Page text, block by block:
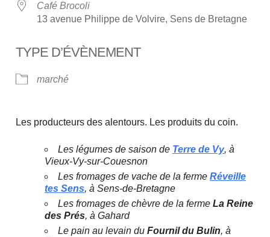
Café Brocoli
13 avenue Philippe de Volvire, Sens de Bretagne
TYPE D’ÉVÈNEMENT
marché
Les producteurs des alentours. Les produits du coin.
Les légumes de saison de Terre de Vy, à
Vieux-Vy-sur-Couesnon
Les fromages de vache de la fermeRéveille
tes Sens, à Sens-de-Bretagne
Les fromages de chèvre de la fermeLa Reine
des Prés, à Gahard
Le pain au levain duFournil du Bulin, à